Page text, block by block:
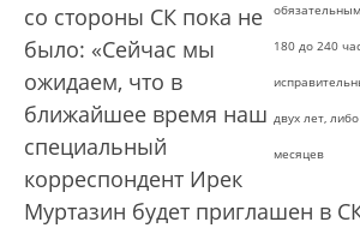
180 до 240
двух лет,
месяцев
со стороны СК пока не
было: «Сейчас мы
ожидаем, что в
ближайшее время наш
специальный
корреспондент Ирек
Муртазин будет приглашен в